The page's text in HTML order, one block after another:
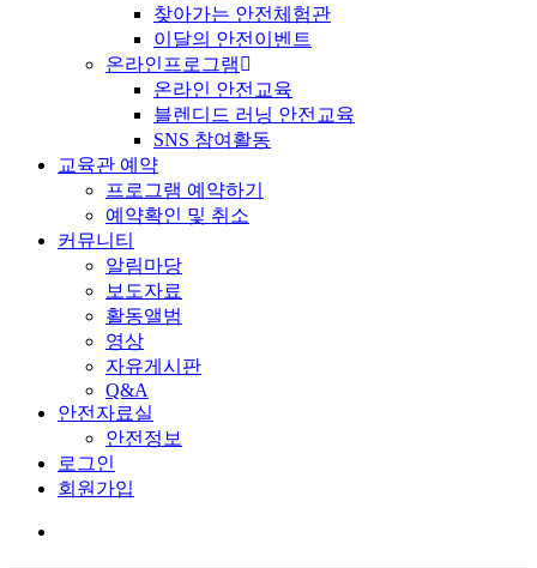
찾아가는 안전체험관
이달의 안전이벤트
온라인프로그램
온라인 안전교육
블렌디드 러닝 안전교육
SNS 참여활동
교육관 예약
프로그램 예약하기
예약확인 및 취소
커뮤니티
알림마당
보도자료
활동앨범
영상
자유게시판
Q&A
안전자료실
안전정보
로그인
회원가입